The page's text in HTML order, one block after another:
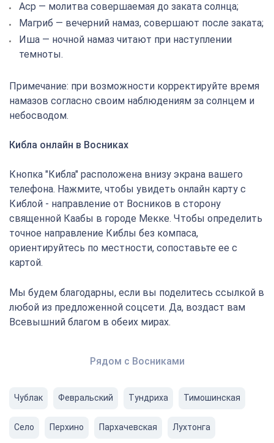
Аср — молитва совершаемая до заката солнца;
Магриб — вечерний намаз, совершают после заката;
Иша — ночной намаз читают при наступлении
темноты.
Примечание: при возможности корректируйте время
намазов согласно своим наблюдениям за солнцем и
небосводом.
Кибла онлайн в Восниках
Кнопка "Кибла" расположена внизу экрана вашего
телефона. Нажмите, чтобы увидеть онлайн карту с
Киблой - направление от Восников в сторону
священной Каабы в городе Мекке. Чтобы определить
точное направление Киблы без компаса,
ориентируйтесь по местности, сопоставьте ее с
картой.
Мы будем благодарны, если вы поделитесь ссылкой в
любой из предложенной соцсети. Да, воздаст вам
Всевышний благом в обеих мирах.
Рядом с Восниками
Чублак Февральский Тундриха Тимошинская
Село Перхино Пархачевская Лухтонга